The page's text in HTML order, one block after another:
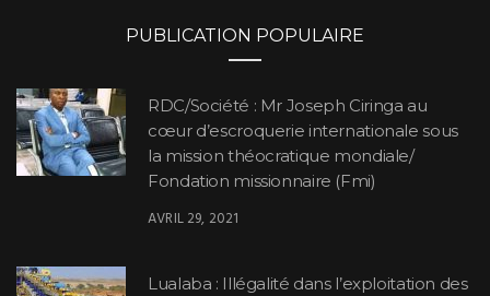
PUBLICATION POPULAIRE
RDC/Société : Mr Joseph Ciringa au
cœur d’escroquerie internationale sous
la mission théocratique mondiale/
Fondation missionnaire (Fmi)
AVRIL 29, 2021
Lualaba : Illégalité dans l’exploitation des